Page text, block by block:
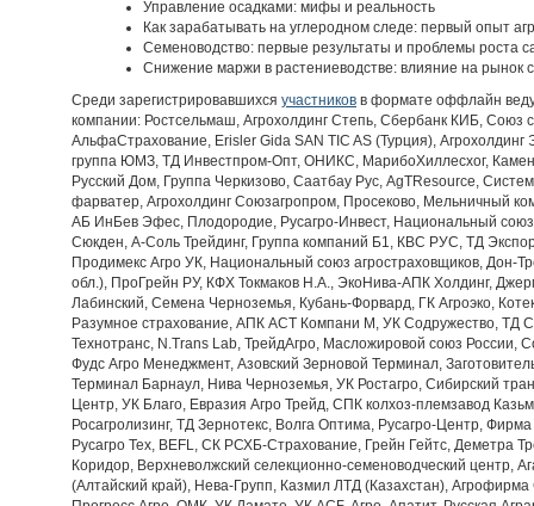
Управление осадками: мифы и реальность
Как зарабатывать на углеродном следе: первый опыт
Семеноводство: первые результаты и проблемы роста
Снижение маржи в растениеводстве: влияние на рынок
Среди зарегистрировавшихся участников в формате оффлайн
компании: Ростсельмаш, Агрохолдинг Степь, Сбербанк КИБ, Союз
АльфаСтрахование, Erisler Gida SAN TIC AS (Турция),
группа ЮМЗ, ТД Инвестпром-Опт, ОНИКС, МарибоХиллесхог,
Русский Дом, Группа Черкизово, Саатбау Рус, AgTResource,
фарватер, Агрохолдинг Союзагропром, Просеково, Мельничный
АБ ИнБев Эфес, Плодородие, Русагро-Инвест, Национальный союз
Сюкден, А-Соль Трейдинг, Группа компаний Б1, КВС РУС, ТД
Продимекс Агро УК, Национальный союз агростраховщиков, Дон-
обл.), ПроГрейн РУ, КФХ Токмаков Н.А., ЭкоНива-АПК Холдинг,
Лабинский, Семена Черноземья, Кубань-Форвард, ГК Агроэко,
Разумное страхование, АПК АСТ Компани М, УК Содружество, ТД
Технотранс, N.Trans Lab, ТрейдАгро, Масложировой союз России,
Фудс Агро Менеджмент, Азовский Зерновой Терминал,
Терминал Барнаул, Нива Черноземья, УК Ростагро, Сибирский
Центр, УК Благо, Евразия Агро Трейд, СПК колхоз-племзавод
Росагролизинг, ТД Зернотекс, Волга Оптима, Русагро-Центр,
Русагро Тех, BEFL, СК РСХБ-Страхование, Грейн Гейтс, Деметра
Коридор, Верхневолжский селекционно-семеноводческий
(Алтайский край), Нева-Групп, Казмил ЛТД (Казахстан),